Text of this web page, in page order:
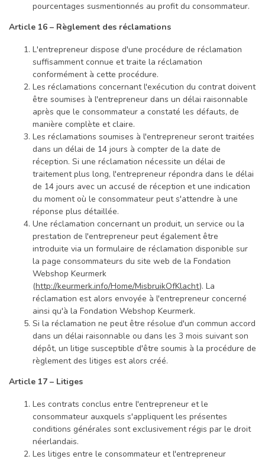
pourcentages susmentionnés au profit du consommateur.
Article 16 – Règlement des réclamations
L'entrepreneur dispose d'une procédure de réclamation
suffisamment connue et traite la réclamation
conformément à cette procédure.
Les réclamations concernant l'exécution du contrat doivent
être soumises à l'entrepreneur dans un délai raisonnable
après que le consommateur a constaté les défauts, de
manière complète et claire.
Les réclamations soumises à l'entrepreneur seront traitées
dans un délai de 14 jours à compter de la date de
réception. Si une réclamation nécessite un délai de
traitement plus long, l'entrepreneur répondra dans le délai
de 14 jours avec un accusé de réception et une indication
du moment où le consommateur peut s'attendre à une
réponse plus détaillée.
Une réclamation concernant un produit, un service ou la
prestation de l'entrepreneur peut également être
introduite via un formulaire de réclamation disponible sur
la page consommateurs du site web de la Fondation
Webshop Keurmerk
(http://keurmerk.info/Home/MisbruikOfKlacht). La
réclamation est alors envoyée à l'entrepreneur concerné
ainsi qu'à la Fondation Webshop Keurmerk.
Si la réclamation ne peut être résolue d'un commun accord
dans un délai raisonnable ou dans les 3 mois suivant son
dépôt, un litige susceptible d'être soumis à la procédure de
règlement des litiges est alors créé.
Article 17 – Litiges
Les contrats conclus entre l'entrepreneur et le
consommateur auxquels s'appliquent les présentes
conditions générales sont exclusivement régis par le droit
néerlandais.
Les litiges entre le consommateur et l'entrepreneur